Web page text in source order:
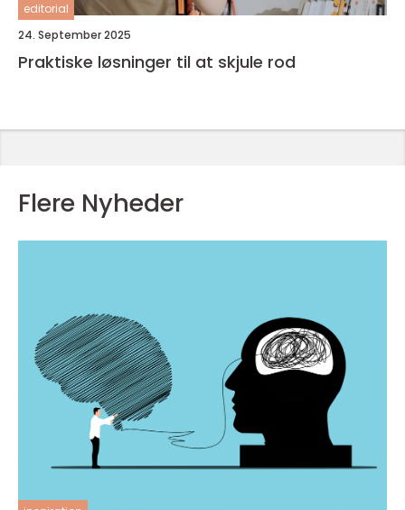
editorial
24. September 2025
Praktiske løsninger til at skjule rod
Flere Nyheder